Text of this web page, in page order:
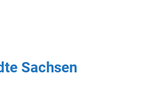
Sachsen